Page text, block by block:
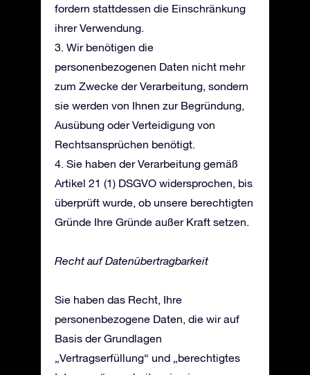
fordern stattdessen die Einschränkung
ihrer Verwendung.
3. Wir benötigen die
personenbezogenen Daten nicht mehr
zum Zwecke der Verarbeitung, sondern
sie werden von Ihnen zur Begründung,
Ausübung oder Verteidigung von
Rechtsansprüchen benötigt.
4. Sie haben der Verarbeitung gemäß
Artikel 21 (1) DSGVO widersprochen, bis
überprüft wurde, ob unsere berechtigten
Gründe Ihre Gründe außer Kraft setzen.
Recht auf Datenübertragbarkeit
Sie haben das Recht, Ihre
personenbezogene Daten, die wir auf
Basis der Grundlagen
„Vertragserfüllung“ und „berechtigtes